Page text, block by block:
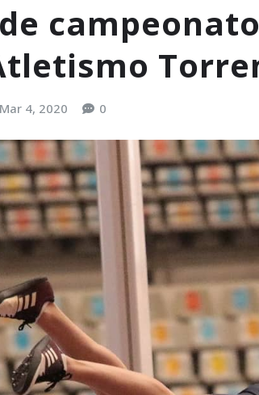
Mar 4, 2020 0